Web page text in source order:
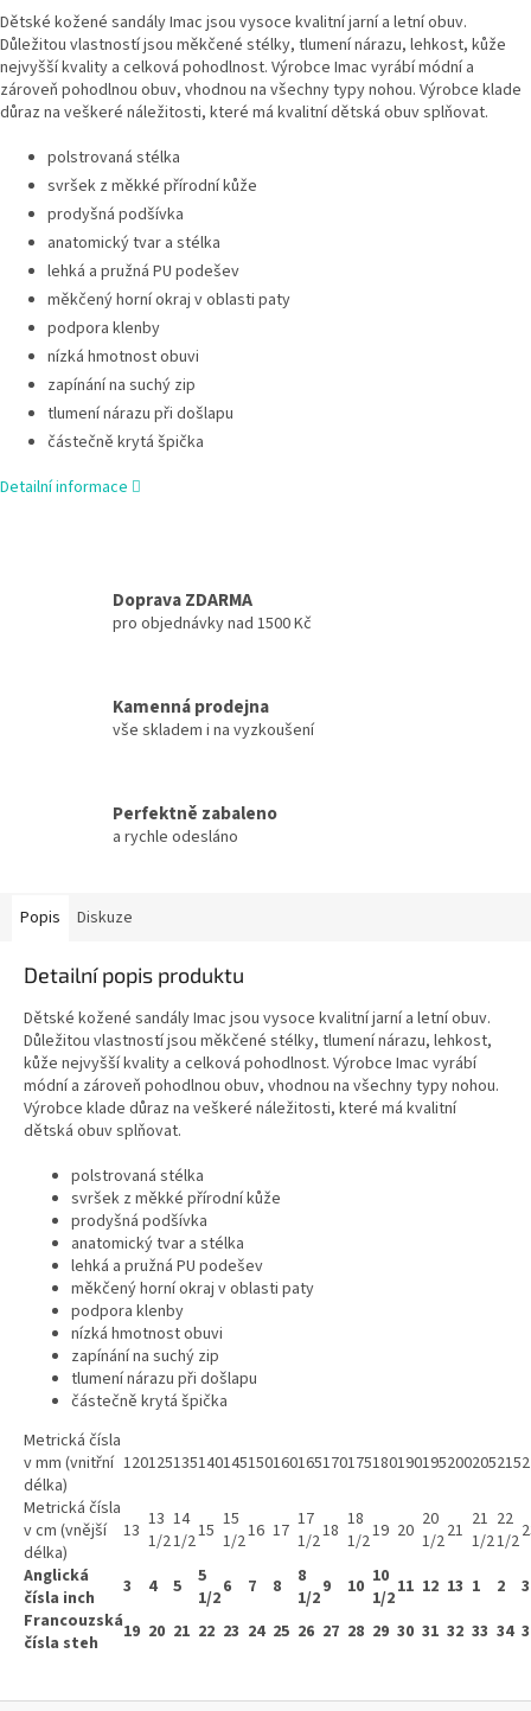
Dětské kožené sandály Imac jsou vysoce kvalitní jarní a letní obuv.
Důležitou vlastností jsou měkčené stélky, tlumení nárazu, lehkost, kůže
nejvyšší kvality a celková pohodlnost. Výrobce Imac vyrábí módní a
zároveň pohodlnou obuv, vhodnou na všechny typy nohou. Výrobce klade
důraz na veškeré náležitosti, které má kvalitní dětská obuv splňovat.
polstrovaná stélka
svršek z měkké přírodní kůže
prodyšná podšívka
anatomický tvar a stélka
lehká a pružná PU podešev
měkčený horní okraj v oblasti paty
podpora klenby
nízká hmotnost obuvi
zapínání na suchý zip
tlumení nárazu při došlapu
částečně krytá špička
Detailní informace
Doprava ZDARMA
pro objednávky nad 1500 Kč
Kamenná prodejna
vše skladem i na vyzkoušení
Perfektně zabaleno
a rychle odesláno
Popis Diskuze
Detailní popis produktu
Dětské kožené sandály Imac jsou vysoce kvalitní jarní a letní obuv.
Důležitou vlastností jsou měkčené stélky, tlumení nárazu, lehkost,
kůže nejvyšší kvality a celková pohodlnost. Výrobce Imac vyrábí
módní a zároveň pohodlnou obuv, vhodnou na všechny typy nohou.
Výrobce klade důraz na veškeré náležitosti, které má kvalitní
dětská obuv splňovat.
polstrovaná stélka
svršek z měkké přírodní kůže
prodyšná podšívka
anatomický tvar a stélka
lehká a pružná PU podešev
měkčený horní okraj v oblasti paty
podpora klenby
nízká hmotnost obuvi
zapínání na suchý zip
tlumení nárazu při došlapu
částečně krytá špička
Metrická čísla
v mm (vnitřní
délka)
120125135140145150160165170175180190195200205215
Metrická čísla
v cm (vnější
délka)
13 13
1/2
14
1/215 15
1/216 17 17
1/218 18
1/219 20 20
1/221 21
1/2
22
1/2
Anglická
čísla inch
3 4 5
5
1/26 7 8
8
1/29 10 10
1/211 12 13 1 2
3
Francouzská
čísla steh
19 20 21 22 23 24 25 26 27 28 29 30 31 32 33 34 3